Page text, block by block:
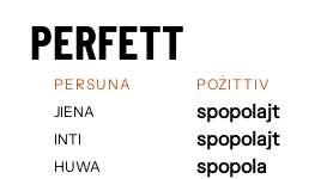
PERFETT
PERSUNA
JIENA
INTI
HUWA
POŻITTIV
spopolajt
spopolajt
spopola